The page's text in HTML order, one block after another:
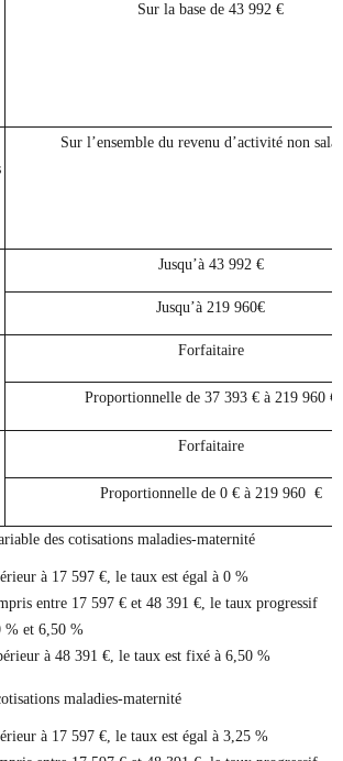
Sur la base de 43 992 €
Sur l’ensemble du revenu d’activité non
Jusqu’à 43 992 €
Jusqu’à 219 960€
Forfaitaire
Proportionnelle de 37 393 € à 219 960 €
Forfaitaire
Proportionnelle de 0 € à 219 960 €
des cotisations maladies-maternité
à 17 597 €, le taux est égal à 0 %
entre 17 597 € et 48 391 €, le taux progressif
% et 6,50 %
à 48 391 €, le taux est fixé à 6,50 %
maladies-maternité
à 17 597 €, le taux est égal à 3,25 %